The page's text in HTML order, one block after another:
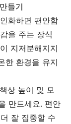
들기
화하면 편안함
을 주는 장식
지저분해지지
한 환경을 유지
상 높이 및 모
만드세요. 편안
잘 집중할 수